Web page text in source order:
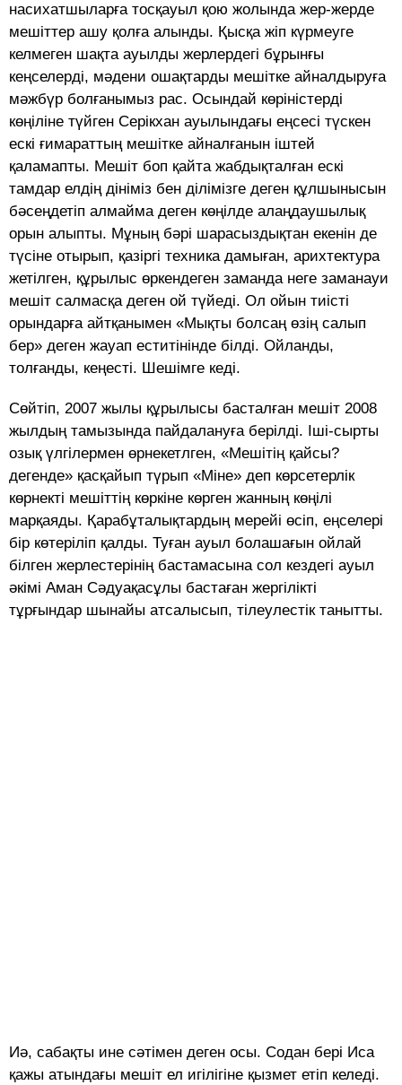
насихатшыларға тосқауыл қою жолында жер-жерде
мешіттер ашу қолға алынды. Қысқа жіп күрмеуге
келмеген шақта ауылды жерлердегі бұрынғы
кеңселерді, мәдени ошақтарды мешітке айналдыруға
мәжбүр болғанымыз рас. Осындай көріністерді
көңіліне түйген Серікхан ауылындағы еңсесі түскен
ескі ғимараттың мешітке айналғанын іштей
қаламапты. Мешіт боп қайта жабдықталған ескі
тамдар елдің дініміз бен ділімізге деген құлшынысын
бәсеңдетіп алмайма деген көңілде алаңдаушылық
орын алыпты. Мұның бәрі шарасыздықтан екенін де
түсіне отырып, қазіргі техника дамыған, арихтектура
жетілген, құрылыс өркендеген заманда неге заманауи
мешіт салмасқа деген ой түйеді. Ол ойын тиісті
орындарға айтқанымен «Мықты болсаң өзің салып
бер» деген жауап еститінінде білді. Ойланды,
толғанды, кеңесті. Шешімге кеді.
Сөйтіп, 2007 жылы құрылысы басталған мешіт 2008
жылдың тамызында пайдалануға берілді. Іші-сырты
озық үлгілермен өрнекетлген, «Мешітің қайсы?
дегенде» қасқайып түрып «Міне» деп көрсетерлік
көрнекті мешіттің көркіне көрген жанның көңілі
марқаяды. Қарабұталықтардың мерейі өсіп, еңселері
бір көтеріліп қалды. Туған ауыл болашағын ойлай
білген жерлестерінің бастамасына сол кездегі ауыл
әкімі Аман Сәдуақасұлы бастаған жергілікті
тұрғындар шынайы атсалысып, тілеулестік танытты.
Иә, сабақты ине сәтімен деген осы. Содан бері Иса
қажы атындағы мешіт ел игілігіне қызмет етіп келеді.